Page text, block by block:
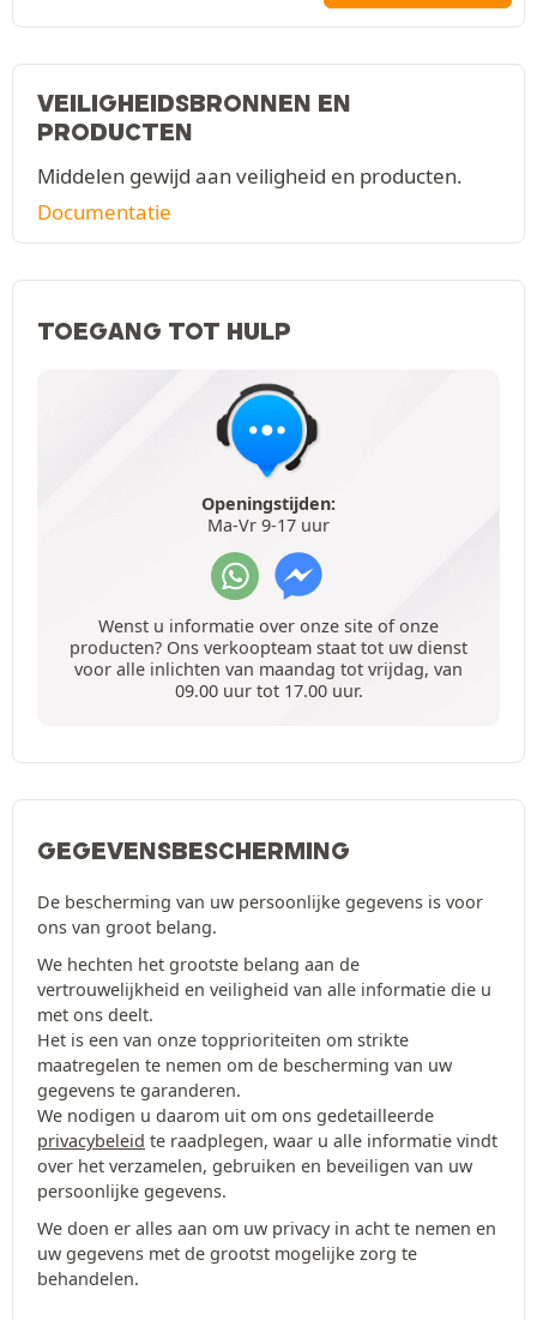
VEILIGHEIDSBRONNEN EN
PRODUCTEN
Middelen gewijd aan veiligheid en producten.
Documentatie
TOEGANG TOT HULP
Openingstijden:
Ma-Vr 9-17 uur
Wenst u informatie over onze site of onze
producten? Ons verkoopteam staat tot uw dienst
voor alle inlichten van maandag tot vrijdag, van
09.00 uur tot 17.00 uur.
GEGEVENSBESCHERMING
De bescherming van uw persoonlijke gegevens is voor
ons van groot belang.
We hechten het grootste belang aan de
vertrouwelijkheid en veiligheid van alle informatie die u
met ons deelt.
Het is een van onze topprioriteiten om strikte
maatregelen te nemen om de bescherming van uw
gegevens te garanderen.
We nodigen u daarom uit om ons gedetailleerde
privacybeleid te raadplegen, waar u alle informatie vindt
over het verzamelen, gebruiken en beveiligen van uw
persoonlijke gegevens.
We doen er alles aan om uw privacy in acht te nemen en
uw gegevens met de grootst mogelijke zorg te
behandelen.